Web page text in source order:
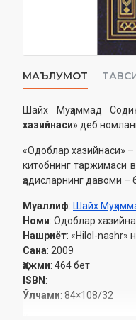
МАЪЛУМОТ
Шайх Муҳаммад
хазийнаси» деб
«Одоблар хазийнаси» –
китобнинг таржимаси
ҳадисларнинг давоми –
Муаллиф: Шайх
Номи: Одоблар
Нашриёт: «Нilol-nashr»
Сана: 2009
Ҳажми: 464 бет
ISBN :
Ўлчами: 84×108/32